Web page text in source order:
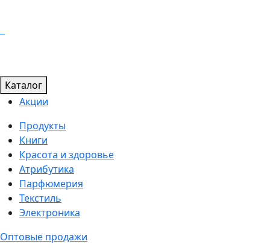
Каталог
Акции
Продукты
Книги
Красота и здоровье
Атрибутика
Парфюмерия
Текстиль
Электроника
Оптовые продажи